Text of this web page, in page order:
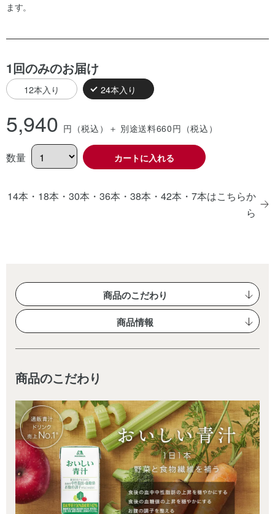
ます。
1回のみのお届け
12本入り 24本入り
5,940 円（税込） ＋ 別途送料660円（税込）
数量 カートに入れる
14本・18本・30本・36本・38本・42本・7本はこちらか
ら
商品のこだわり
商品情報
商品のこだわり